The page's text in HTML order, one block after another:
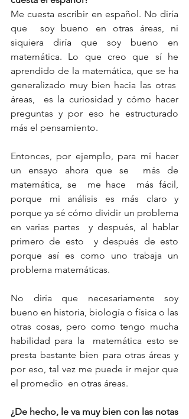
Me cuesta escribir en español. No diría
que  soy bueno en otras áreas, ni
siquiera diría que soy bueno en
matemática. Lo que creo que sí he
aprendido de la matemática, que se ha
generalizado muy bien hacia las otras
áreas,  es la curiosidad y cómo hacer
preguntas y por eso he estructurado
más el pensamiento.
Entonces, por ejemplo, para mí hacer
un ensayo ahora que se  más de
matemática, se  me hace  más fácil,
porque mi análisis es más claro y
porque ya sé cómo dividir un problema
en varias partes  y después, al hablar
primero de esto  y después de esto
porque así es como uno trabaja un
problema matemáticas.
No diría que necesariamente soy
bueno en historia, biología o física o las
otras cosas, pero como tengo mucha
habilidad para la  matemática esto se
presta bastante bien para otras áreas y
por eso, tal vez me puede ir mejor que
el promedio  en otras áreas.
¿De hecho, le va muy bien con las notas